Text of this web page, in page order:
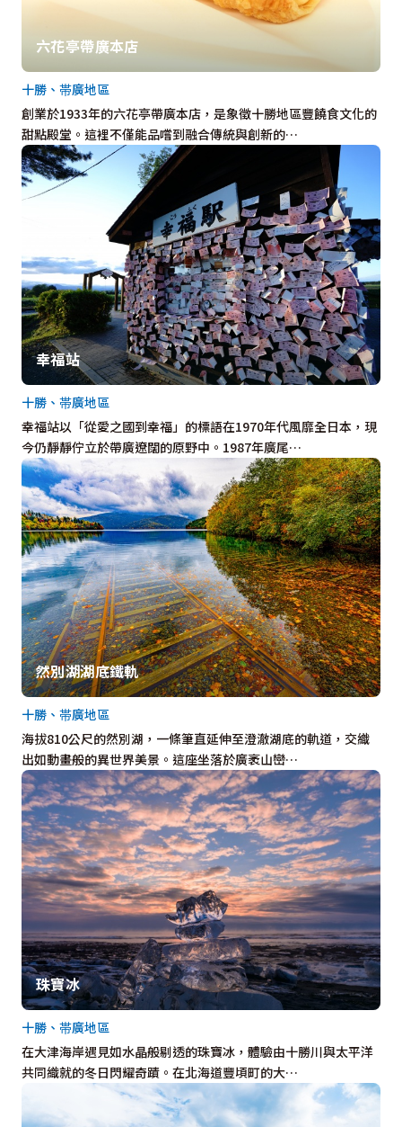
六花亭帶廣本店
創業於1933年的六花亭帶廣本店，是象徵十勝地區豐饒食文化的
甜點殿堂。這裡不僅能品嚐到融合傳統與創新的…
十勝、帯廣地區
幸福站
幸福站以「從愛之國到幸福」的標語在1970年代風靡全日本，現
今仍靜靜佇立於帶廣遼闊的原野中。1987年廣尾…
十勝、帯廣地區
然別湖湖底鐵軌
海拔810公尺的然別湖，一條筆直延伸至澄澈湖底的軌道，交織
出如動畫般的異世界美景。這座坐落於廣袤山巒…
十勝、帯廣地區
珠寶冰
在大津海岸遇見如水晶般剔透的珠寶冰，體驗由十勝川與太平洋
共同織就的冬日閃耀奇蹟。在北海道豐頃町的大…
十勝、帯廣地區